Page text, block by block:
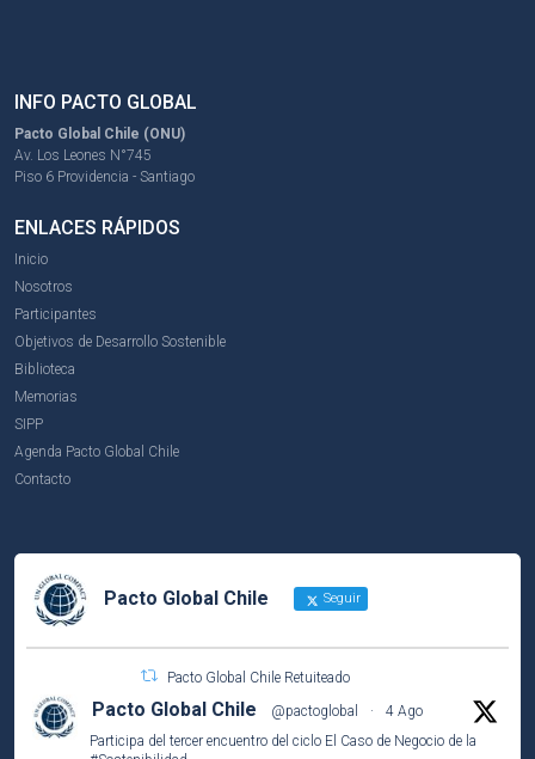
INFO PACTO GLOBAL
Pacto Global Chile (ONU)
Av. Los Leones N°745
Piso 6 Providencia - Santiago
ENLACES RÁPIDOS
Inicio
Nosotros
Participantes
Objetivos de Desarrollo Sostenible
Biblioteca
Memorias
SIPP
Agenda Pacto Global Chile
Contacto
Pacto Global Chile Seguir
Pacto Global Chile Retuiteado
Pacto Global Chile @pactoglobal ·
4 Ago
Participa del tercer encuentro del ciclo El Caso de Negocio de la